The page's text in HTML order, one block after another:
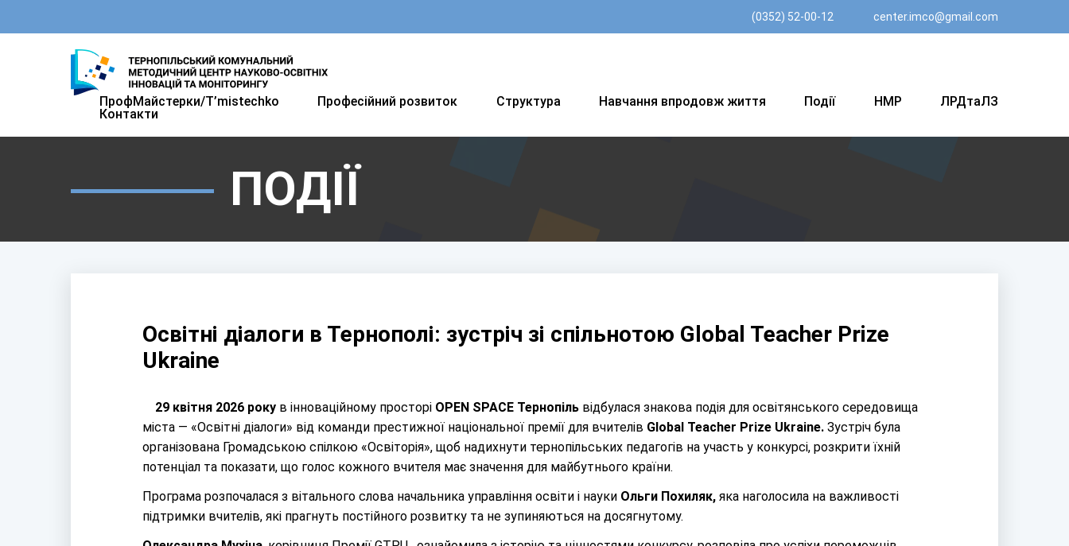
(0352) 52-00-12 center.imco@gmail.com
ПрофМайстерки/T’mistechkо Професійний розвиток Структура Навчання впродовж життя Події НМР
ЛРДтаЛЗ
Контакти
ПОДІЇ
Освітні діалоги в Тернополі: зустріч зі спільнотою Global Teacher Prize
Ukraine
29 квітня 2026 року в інноваційному просторі OPEN SPACE Тернопіль відбулася знакова подія для освітянського середовища
міста — «Освітні діалоги» від команди престижної національної премії для вчителів Global Teacher Prize Ukraine. Зустріч була
організована Громадською спілкою «Освіторія», щоб надихнути тернопільських педагогів на участь у конкурсі, розкрити їхній
потенціал та показати, що голос кожного вчителя має значення для майбутнього країни.
Програма розпочалася з вітального слова начальника управління освіти і науки Ольги Похиляк, яка наголосила на важливості
підтримки вчителів, які прагнуть постійного розвитку та не зупиняються на досягнутому.